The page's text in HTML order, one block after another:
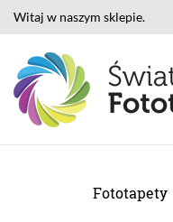
Witaj w naszym sklepie.
Fototapety